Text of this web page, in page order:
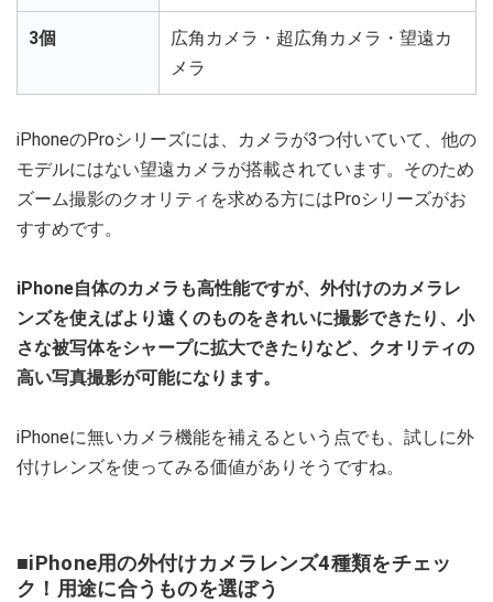
3個
広角カメラ・超広角カメラ・望遠カ
メラ
iPhoneのProシリーズには、カメラが3つ付いていて、他の
モデルにはない望遠カメラが搭載されています。そのため
ズーム撮影のクオリティを求める方にはProシリーズがお
すすめです。
iPhone自体のカメラも高性能ですが、外付けのカメラレ
ンズを使えばより遠くのものをきれいに撮影できたり、小
さな被写体をシャープに拡大できたりなど、クオリティの
高い写真撮影が可能になります。
iPhoneに無いカメラ機能を補えるという点でも、試しに外
付けレンズを使ってみる価値がありそうですね。
■iPhone用の外付けカメラレンズ4種類をチェッ
ク！用途に合うものを選ぼう